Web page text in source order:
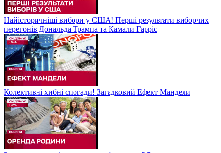
Найісторичніші вибори у США! Перші результати виборчих
перегонів Дональда Трампа та Камали Гарріс
Колективні хибні спогади! Загадковий Ефект Мандели